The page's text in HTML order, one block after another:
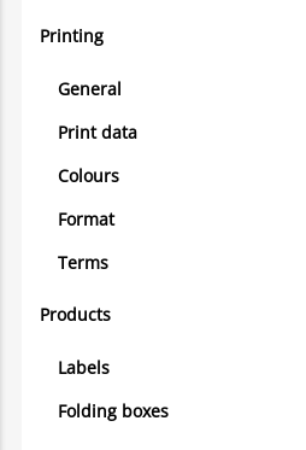
Printing
General
Print data
Colours
Format
Terms
Products
Labels
Folding boxes